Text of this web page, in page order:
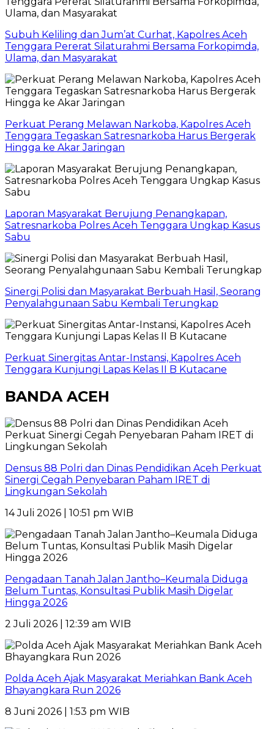
Subuh Keliling dan Jum’at Curhat, Kapolres Aceh
Tenggara Pererat Silaturahmi Bersama Forkopimda,
Ulama, dan Masyarakat
Perkuat Perang Melawan Narkoba, Kapolres Aceh
Tenggara Tegaskan Satresnarkoba Harus Bergerak
Hingga ke Akar Jaringan
Laporan Masyarakat Berujung Penangkapan,
Satresnarkoba Polres Aceh Tenggara Ungkap Kasus
Sabu
Sinergi Polisi dan Masyarakat Berbuah Hasil, Seorang
Penyalahgunaan Sabu Kembali Terungkap
Perkuat Sinergitas Antar-Instansi, Kapolres Aceh
Tenggara Kunjungi Lapas Kelas II B Kutacane
BANDA ACEH
Densus 88 Polri dan Dinas Pendidikan Aceh Perkuat
Sinergi Cegah Penyebaran Paham IRET di
Lingkungan Sekolah
14 Juli 2026 | 10:51 pm WIB
Pengadaan Tanah Jalan Jantho–Keumala Diduga
Belum Tuntas, Konsultasi Publik Masih Digelar
Hingga 2026
2 Juli 2026 | 12:39 am WIB
Polda Aceh Ajak Masyarakat Meriahkan Bank Aceh
Bhayangkara Run 2026
8 Juni 2026 | 1:53 pm WIB